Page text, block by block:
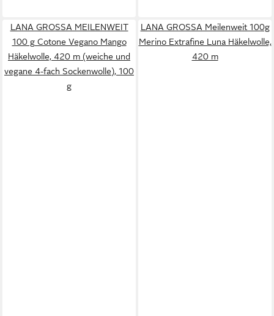
LANA GROSSA MEILENWEIT
100 g Cotone Vegano Mango
Häkelwolle, 420 m (weiche und
vegane 4-fach Sockenwolle), 100
g
LANA GROSSA Meilenweit 100g
Merino Extrafine Luna Häkelwolle,
420 m